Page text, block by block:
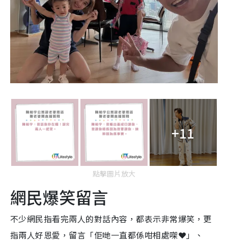
+11
點擊圖片放大
網民爆笑留言
不少網民指看完兩人的對話內容，都表示非常爆笑，更
指兩人好恩愛，留言「佢哋一直都係咁相處㗎❤️」、